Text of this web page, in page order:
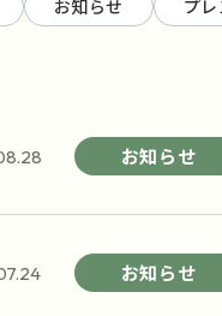
お知らせ プ
お知らせ
お知らせ